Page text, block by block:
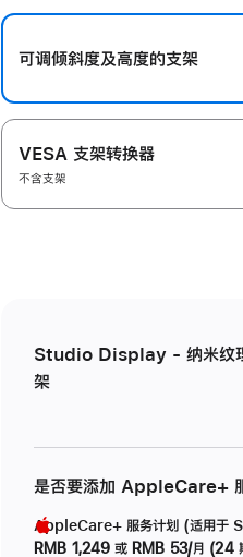
可调倾斜度及高‍度的支‍架
VESA 支架转换器
不含支架
Studio Display - 纳米纹理
架
是否要添加 AppleCare+
AppleCare+ 服务计划 (适用
RMB 1,249 或 RMB 53/月 (24